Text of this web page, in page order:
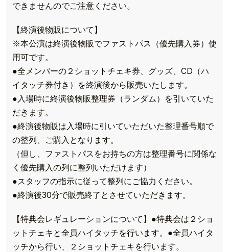
できませんのでご注意ください。
【終演後物販について】
※本公演は終演後物販でファストパス（優先購入券）使
用可です。
●全メンバーの２ショットチェキ券、グッズ、CD（ハ
イタッチ券付き）を終演後から販売いたします。
●入場時に終演後物販整理券（ランダム）を引いていた
だきます。
●終演後物販は入場時に引いていただいた整理番号順で
の整列、ご購入となります。
（但し、ファストパスをお持ちの方は整理番号に関係な
く優先購入の列に整列いただけます）
●スタッフの指示に従って整列にご協力ください。
●終演後30分で販売終了とさせていただきます。
【特典会レギュレーションについて】●特典会は２ショ
ットチェキと全員ハイタッチを行います。●全員ハイタ
ッチから行い、２ショットチェキを行います。